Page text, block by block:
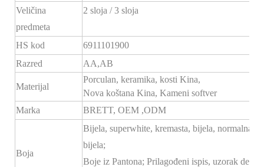
Veličina
predmeta
2 sloja / 3 sloja
HS kod
6911101900
Razred
AA,AB
Materijal
Porculan, keramika, kosti Kina,
Nova koštana Kina, Kameni softver
Marka
BRETT, OEM ,ODM
Boja
Bijela, superwhite, kremasta, bijela, normalna
bijela;
Boje iz Pantona; Prilagođeni ispis, uzorak